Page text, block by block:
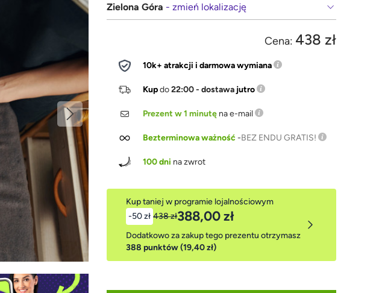
Zielona Góra - zmień lokalizację
Cena: 438 zł
10k+ atrakcji i darmowa wymiana
Kupdo22:00 - dostawa jutro
Prezent w 1 minutę na e-mail
Bezterminowa ważność-BEZ ENDU GRATIS!
100 dni na zwrot
Kup taniej w programie lojalnościowym
-50 zł 438 zł388,00 zł
Dodatkowo za zakup tego prezentu otrzymasz
388 punktów (19,40 zł)